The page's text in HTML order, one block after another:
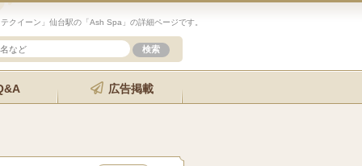
クイーン」仙台駅の「Ash Spa」の詳細ページです。
広告掲載